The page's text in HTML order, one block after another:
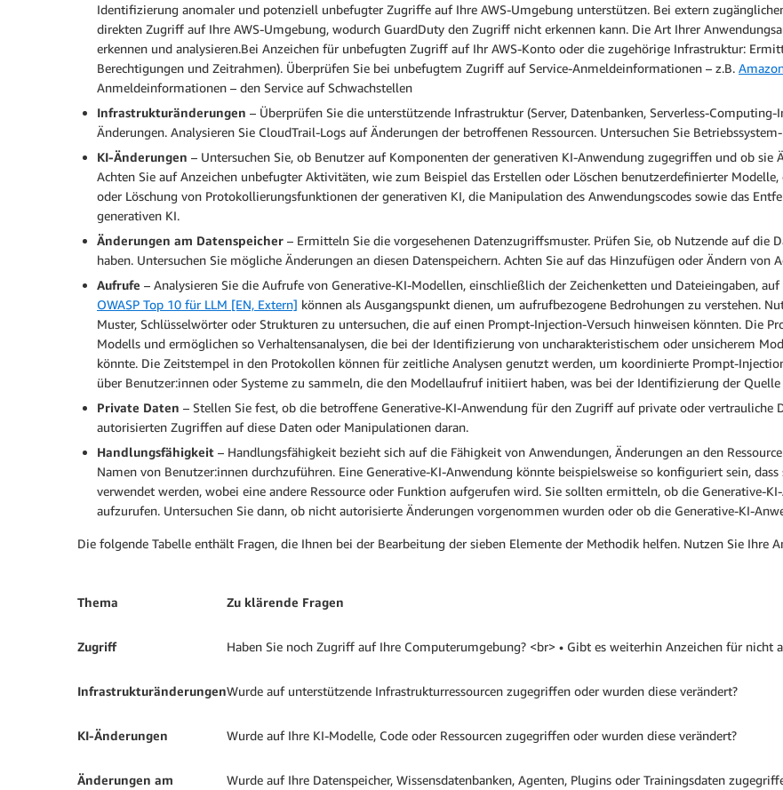
Identifizierung anomaler und potenziell unbefugter Zugriffe auf Ihre AWS-Umgebung unterstützen. Bei extern
direkten Zugriff auf Ihre AWS-Umgebung, wodurch GuardDuty den Zugriff nicht erkennen kann. Die Art Ihrer
erkennen und analysieren.Bei Anzeichen für unbefugten Zugriff auf Ihr AWS-Konto oder die zugehörige Infrastruktur:
Berechtigungen und Zeitrahmen). Überprüfen Sie bei unbefugtem Zugriff auf Service-Anmeldeinformationen – z.B.
Anmeldeinformationen – den Service auf Schwachstellen
Infrastrukturänderungen – Überprüfen Sie die unterstützende Infrastruktur (Server, Datenbanken, Serverless-
Änderungen. Analysieren Sie CloudTrail-Logs auf Änderungen der betroffenen Ressourcen. Untersuchen Sie
KI-Änderungen – Untersuchen Sie, ob Benutzer auf Komponenten der generativen KI-Anwendung zugegriffen und ob
Achten Sie auf Anzeichen unbefugter Aktivitäten, wie zum Beispiel das Erstellen oder Löschen benutzerdefinierter
oder Löschung von Protokollierungsfunktionen der generativen KI, die Manipulation des Anwendungscodes sowie das
generativen KI.
Änderungen am Datenspeicher – Ermitteln Sie die vorgesehenen Datenzugriffsmuster. Prüfen Sie, ob Nutzende auf die
haben. Untersuchen Sie mögliche Änderungen an diesen Datenspeichern. Achten Sie auf das Hinzufügen oder Ändern von
Aufrufe – Analysieren Sie die Aufrufe von Generative-KI-Modellen, einschließlich der Zeichenketten und Dateieingaben,
OWASP Top 10 für LLM [EN, Extern] können als Ausgangspunkt dienen, um aufrufbezogene Bedrohungen zu verstehen.
Muster, Schlüsselwörter oder Strukturen zu untersuchen, die auf einen Prompt-Injection-Versuch hinweisen könnten. Die
Modells und ermöglichen so Verhaltensanalysen, die bei der Identifizierung von uncharakteristischem oder unsicherem
könnte. Die Zeitstempel in den Protokollen können für zeitliche Analysen genutzt werden, um koordinierte Prompt-
über Benutzer:innen oder Systeme zu sammeln, die den Modellaufruf initiiert haben, was bei der Identifizierung der
Private Daten – Stellen Sie fest, ob die betroffene Generative-KI-Anwendung für den Zugriff auf private oder vertrauliche
autorisierten Zugriffen auf diese Daten oder Manipulationen daran.
Handlungsfähigkeit – Handlungsfähigkeit bezieht sich auf die Fähigkeit von Anwendungen, Änderungen an den
Namen von Benutzer:innen durchzuführen. Eine Generative-KI-Anwendung könnte beispielsweise so konfiguriert sein,
verwendet werden, wobei eine andere Ressource oder Funktion aufgerufen wird. Sie sollten ermitteln, ob die Generative-
aufzurufen. Untersuchen Sie dann, ob nicht autorisierte Änderungen vorgenommen wurden oder ob die Generative-KI-
Die folgende Tabelle enthält Fragen, die Ihnen bei der Bearbeitung der sieben Elemente der Methodik helfen. Nutzen Sie Ihre
Thema Zu klärende Fragen
Zugriff Haben Sie noch Zugriff auf Ihre Computerumgebung? <br> • Gibt es weiterhin Anzeichen für
InfrastrukturänderungenWurde auf unterstützende Infrastrukturressourcen zugegriffen oder wurden diese verändert?
KI-Änderungen Wurde auf Ihre KI-Modelle, Code oder Ressourcen zugegriffen oder wurden diese verändert?
Änderungen am
Wurde auf Ihre Datenspeicher, Wissensdatenbanken, Agenten, Plugins oder Trainingsdaten